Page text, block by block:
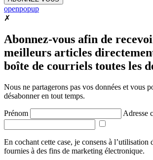
openpopup
✗
Abonnez-vous afin de
meilleurs articles
boîte de courriels toutes les
Nous ne partagerons pas vos données et vous
désabonner en tout temps.
Prénom Adresse
En cochant cette case, je consens à l’utilisation
fournies à des fins de marketing électronique.